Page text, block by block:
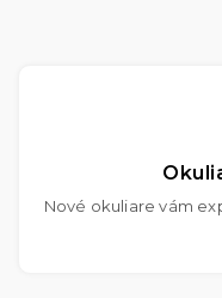
Nové okuliare vám